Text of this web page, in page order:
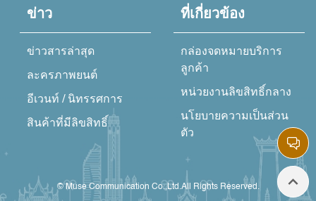
ข่าว
ข่าวสารล่าสุด
ละครภาพยนต์
อีเวนท์ / นิทรรศการ
สินค้าที่มีลิขสิทธิ์
ที่เกี่ยวข้อง
กล่องจดหมายบริการ
ลูกค้า
หน่วยงานลิขสิทธิ์กลาง
นโยบายความเป็นส่วน
ตัว
© Muse Communication Co.,Ltd.All Rights Reserved.